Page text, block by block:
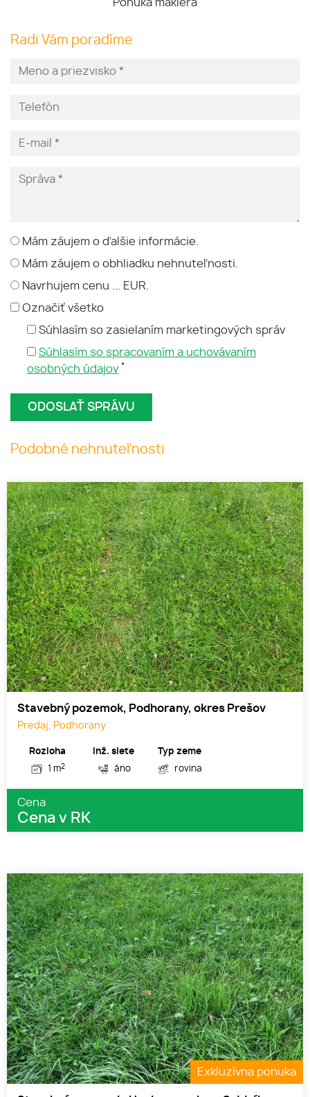
Ponuka makléra
Radi Vám poradíme
Mám záujem o ďalšie informácie.
Mám záujem o obhliadku nehnuteľnosti.
Navrhujem cenu ... EUR.
Označiť všetko
Súhlasím so zasielaním marketingových správ
Súhlasím so spracovaním a uchovávaním
osobných údajov *
Podobné nehnuteľnosti
Stavebný pozemok, Podhorany, okres Prešov
Predaj, Podhorany
Rozloha
1 m2
Inž. siete
áno
Typ zeme
rovina
Cena
Cena v RK
Exkluzívna ponuka